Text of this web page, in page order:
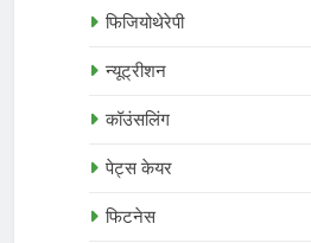
फिजियोथेरेपी
न्यूट्रीशन
कॉउंसलिंग
पेट्स केयर
फिटनेस